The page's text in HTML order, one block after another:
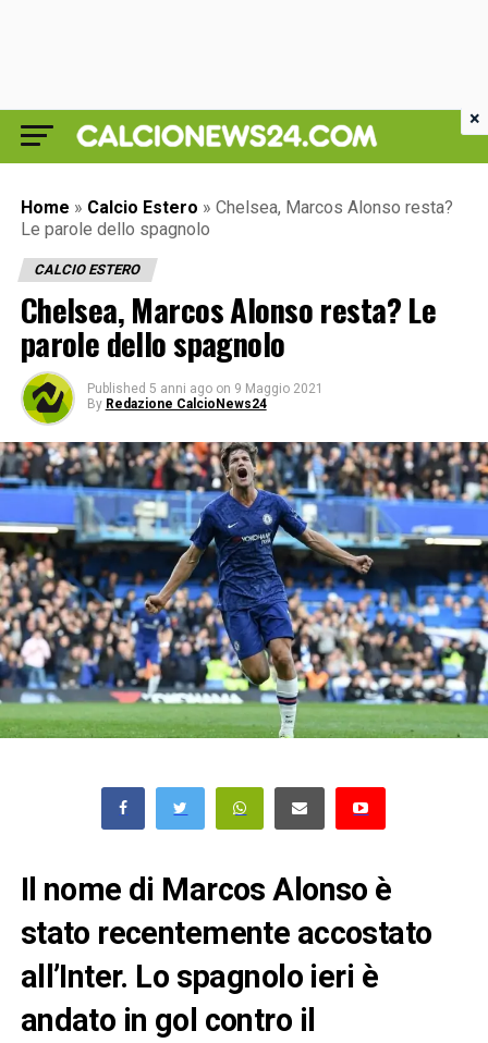
Home » Calcio Estero » Chelsea, Marcos Alonso resta?
Le parole dello spagnolo
CALCIO ESTERO
Chelsea, Marcos Alonso resta? Le
parole dello spagnolo
Published 5 anni ago on 9 Maggio 2021
By Redazione CalcioNews24
Il nome di Marcos Alonso è
stato recentemente accostato
all’Inter. Lo spagnolo ieri è
andato in gol contro il
×